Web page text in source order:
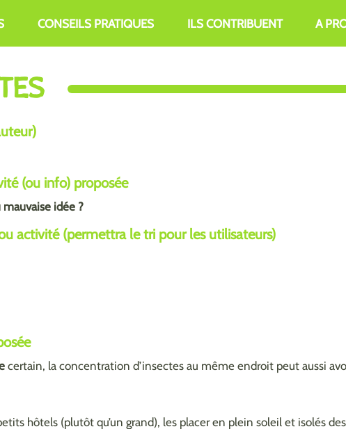
CONSEILS PRATIQUES ILS CONTRIBUENT A
(ou info) proposée
idée ?
activité (permettra le tri pour les utilisateurs)
certain, la concentration d’insectes au même endroit peut aussi
hôtels (plutôt qu’un grand), les placer en plein soleil et isolés